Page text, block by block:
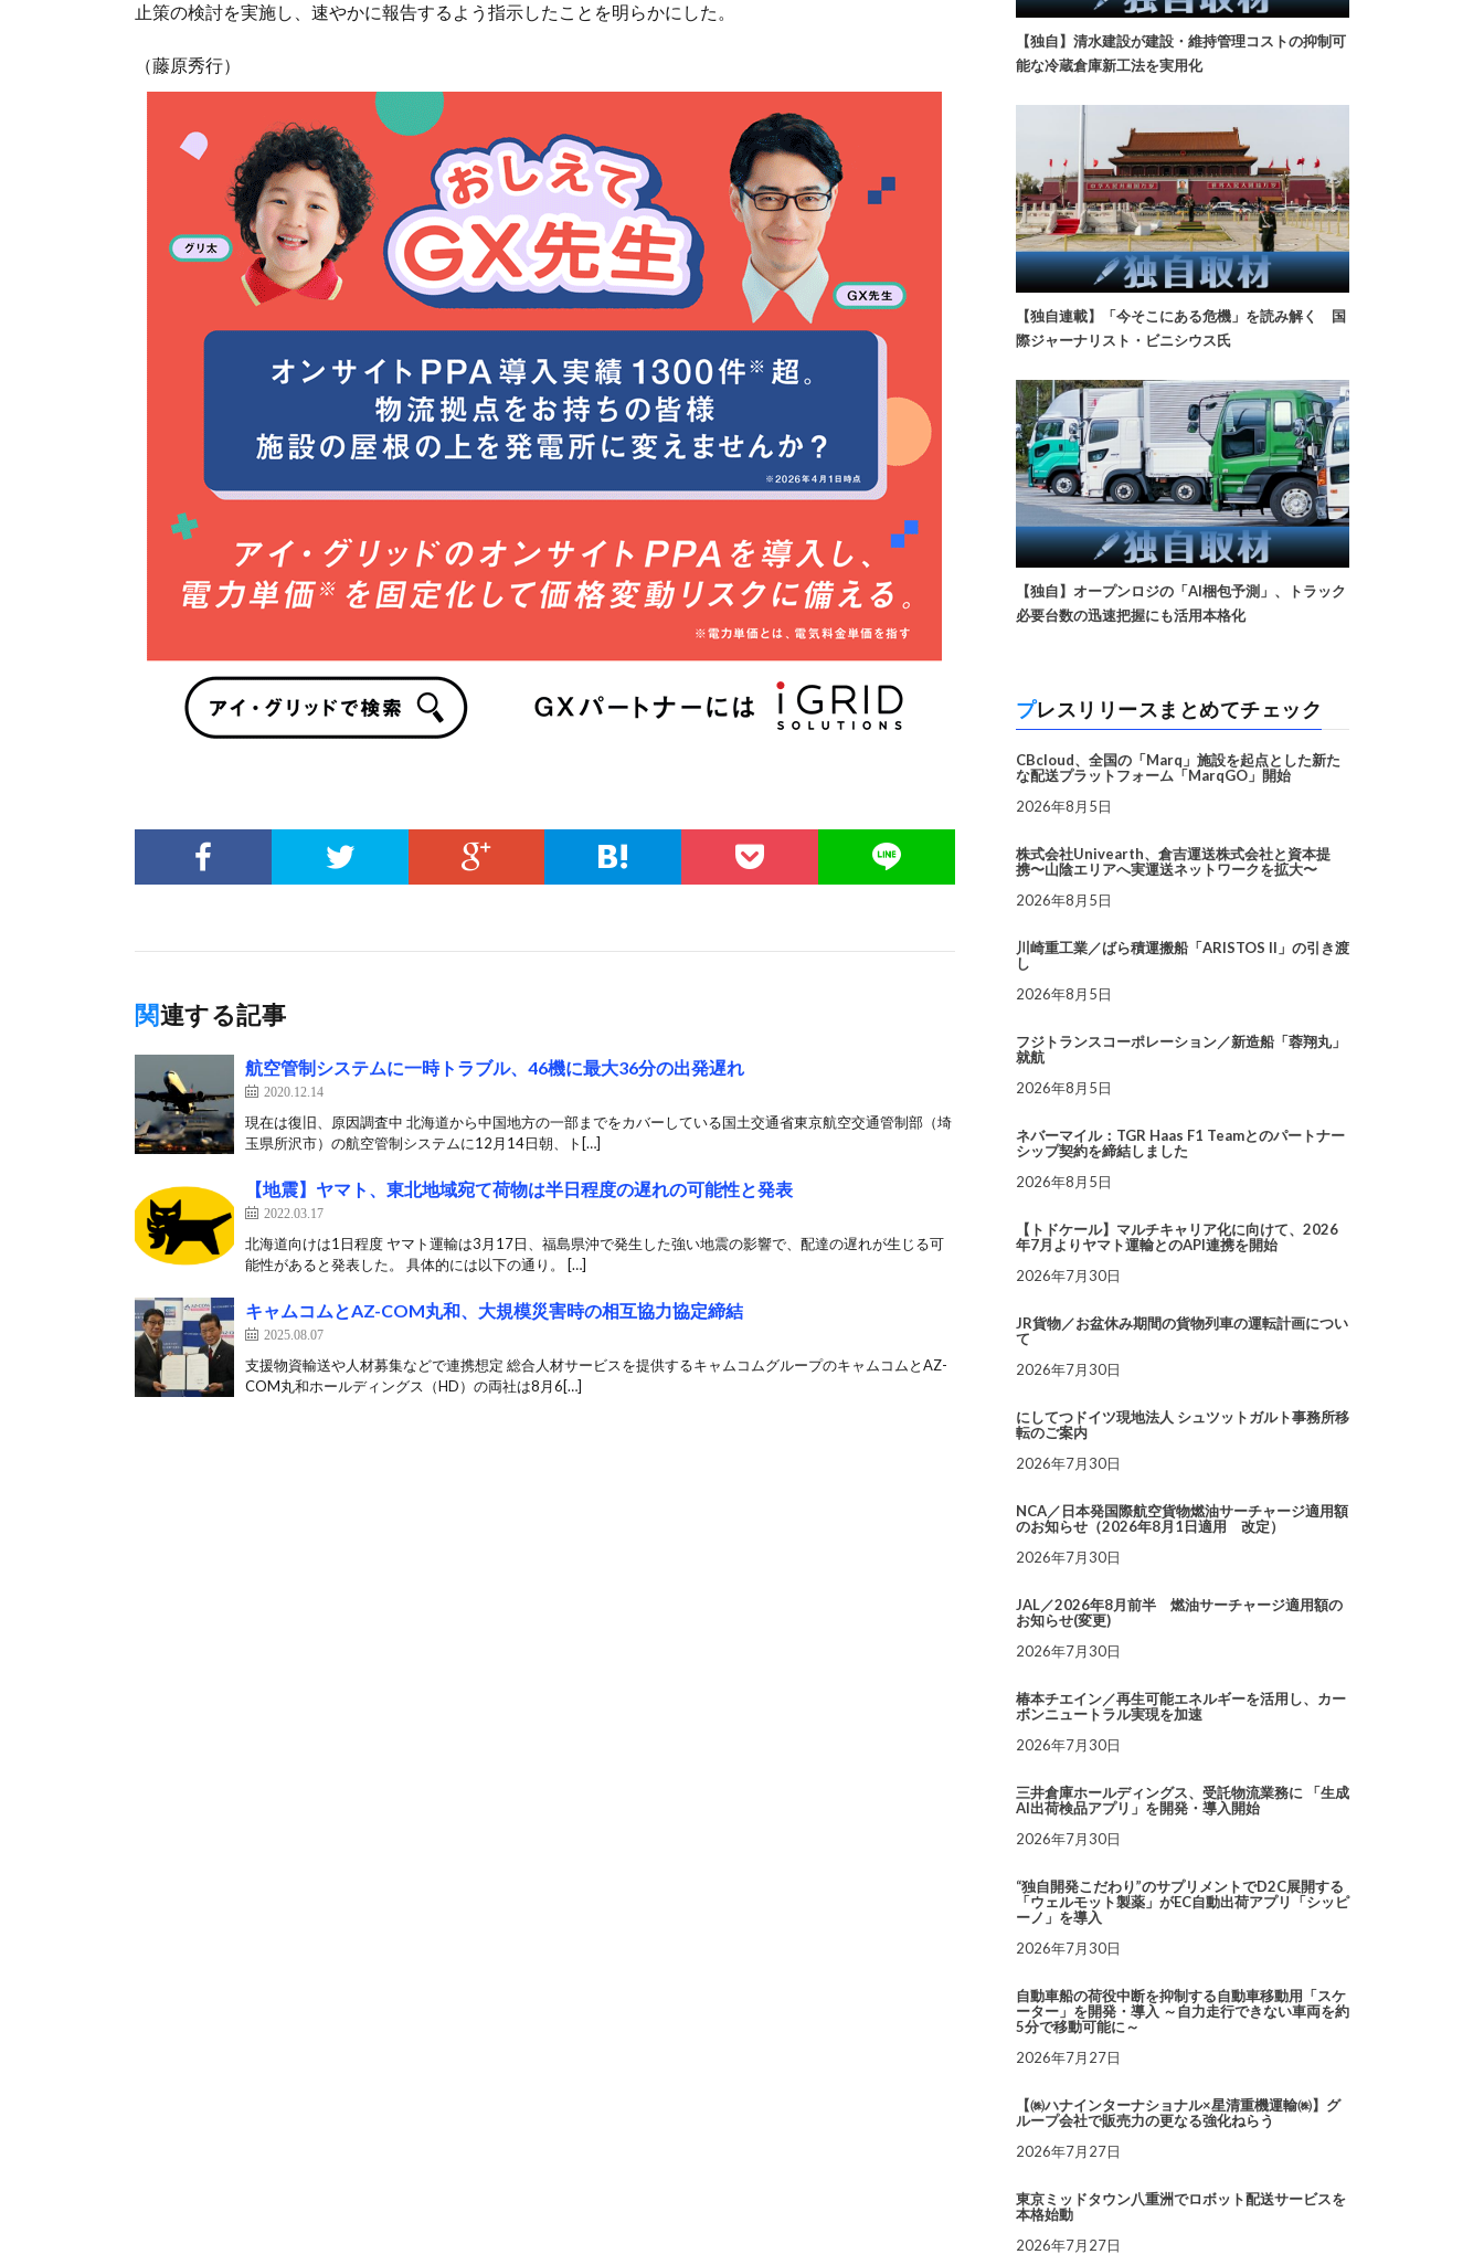
止策の検討を実施し、速やかに報告するよう指示したことを明らかにした。
（藤原秀行）
関連する記事
航空管制システムに一時トラブル、46機に最大36分の出発遅れ
2020.12.14
現在は復旧、原因調査中 北海道から中国地方の一部までをカバーしている国土交通省東京航空交通管制部（埼
玉県所沢市）の航空管制システムに12月14日朝、ト[…]
【地震】ヤマト、東北地域宛て荷物は半日程度の遅れの可能性と発表
2022.03.17
北海道向けは1日程度 ヤマト運輸は3月17日、福島県沖で発生した強い地震の影響で、配達の遅れが生じる可
能性があると発表した。 具体的には以下の通り。 […]
キャムコムとAZ-COM丸和、大規模災害時の相互協力協定締結
2025.08.07
支援物資輸送や人材募集などで連携想定 総合人材サービスを提供するキャムコムグループのキャムコムとAZ-
COM丸和ホールディングス（HD）の両社は8月6[…]
【独自】清水建設が建設・維持管理コストの抑制可
能な冷蔵倉庫新工法を実用化
【独自連載】「今そこにある危機」を読み解く 国
際ジャーナリスト・ビニシウス氏
【独自】オープンロジの「AI梱包予測」、トラック
必要台数の迅速把握にも活用本格化
プレスリリースまとめてチェック
CBcloud、全国の「Marq」施設を起点とした新た
な配送プラットフォーム「MarqGO」開始
2026年8月5日
株式会社Univearth、倉吉運送株式会社と資本提
携〜山陰エリアへ実運送ネットワークを拡大〜
2026年8月5日
川崎重工業／ばら積運搬船「ARISTOS II」の引き渡
し
2026年8月5日
フジトランスコーポレーション／新造船「蓉翔丸」
就航
2026年8月5日
ネバーマイル：TGR Haas F1 Teamとのパートナー
シップ契約を締結しました
2026年8月5日
【トドケール】マルチキャリア化に向けて、2026
年7月よりヤマト運輸とのAPI連携を開始
2026年7月30日
JR貨物／お盆休み期間の貨物列車の運転計画につい
て
2026年7月30日
にしてつドイツ現地法人 シュツットガルト事務所移
転のご案内
2026年7月30日
NCA／日本発国際航空貨物燃油サーチャージ適用額
のお知らせ（2026年8月1日適用 改定）
2026年7月30日
JAL／2026年8月前半 燃油サーチャージ適用額の
お知らせ(変更)
2026年7月30日
椿本チエイン／再生可能エネルギーを活用し、カー
ボンニュートラル実現を加速
2026年7月30日
三井倉庫ホールディングス、受託物流業務に 「生成
AI出荷検品アプリ」を開発・導入開始
2026年7月30日
“独自開発こだわり”のサプリメントでD2C展開する
「ウェルモット製薬」がEC自動出荷アプリ「シッピ
ーノ」を導入
2026年7月30日
自動車船の荷役中断を抑制する自動車移動用「スケ
ーター」を開発・導入 ～自力走行できない車両を約
5分で移動可能に～
2026年7月27日
【㈱ハナインターナショナル×星清重機運輸㈱】グ
ループ会社で販売力の更なる強化ねらう
2026年7月27日
東京ミッドタウン八重洲でロボット配送サービスを
本格始動
2026年7月27日